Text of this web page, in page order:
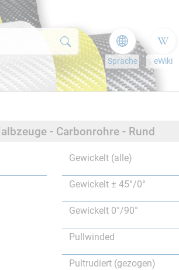
Sprache eWiki
- Carbonrohre - Rund
Gewickelt (alle)
Gewickelt ± 45°/0°
Gewickelt 0°/90°
Pullwinded
Pultrudiert (gezogen)